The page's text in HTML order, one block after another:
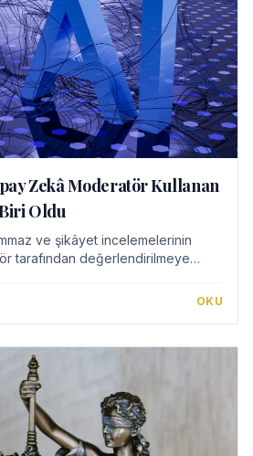
Zekâ Moderatör Kullanan
Oldu
ve şikâyet incelemelerinin
tarafından değerlendirilmeye
hukuku açısından dikkat…
OKU